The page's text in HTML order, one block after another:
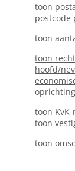
toon
postcode
toon
toon
hoofd/
toon
toon
toon